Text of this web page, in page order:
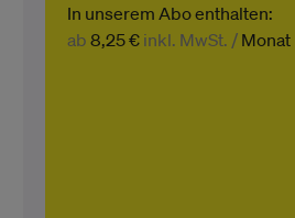
In unserem Abo enthalten:
ab 8,25 € inkl. MwSt. / Monat